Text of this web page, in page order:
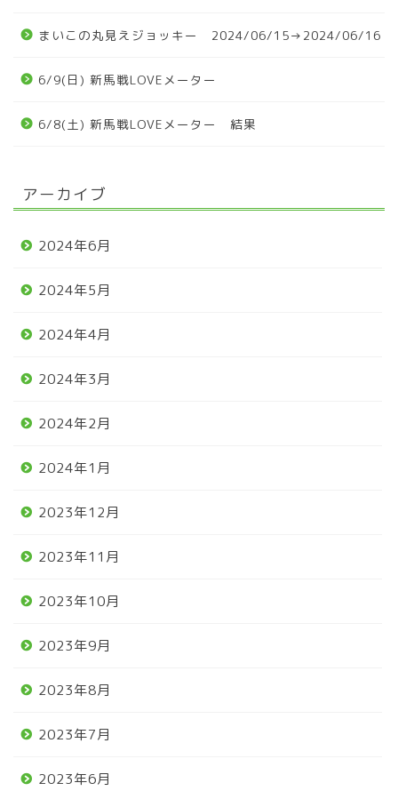
まいこの丸見えジョッキー 2024/06/15→2024/06/16
6/9(日) 新馬戦LOVEメーター
6/8(土) 新馬戦LOVEメーター 結果
アーカイブ
2024年6月
2024年5月
2024年4月
2024年3月
2024年2月
2024年1月
2023年12月
2023年11月
2023年10月
2023年9月
2023年8月
2023年7月
2023年6月